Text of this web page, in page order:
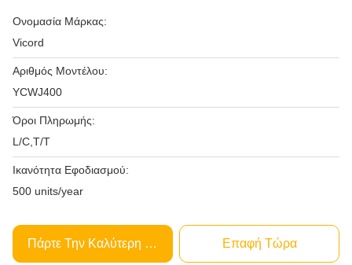
Ονομασία Μάρκας:
Vicord
Αριθμός Μοντέλου:
YCWJ400
Όροι Πληρωμής:
L/C,T/T
Ικανότητα Εφοδιασμού:
500 units/year
Πάρτε Την Καλύτερη Τιμή Επαφή Τώρα